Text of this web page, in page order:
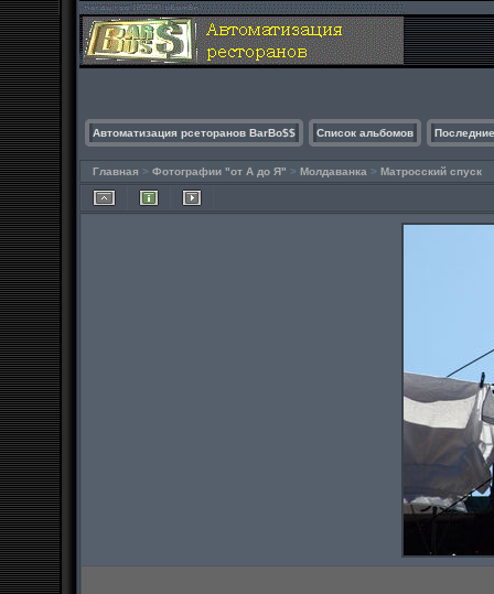
Автоматизация рсеторанов BarBo$$ Список альбомов
Главная > Фотографии "от А до Я" > Молдаванка > Матросский спуск